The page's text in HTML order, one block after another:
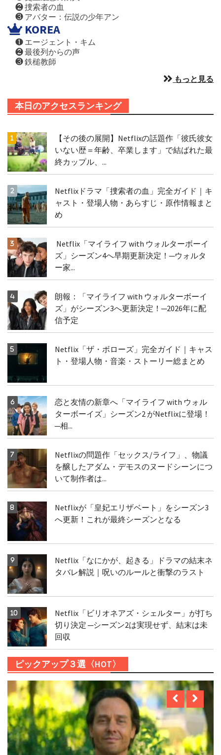
❷ 捜索者の血
❸ アバター：伝説の少年アン
KOREA
❶ エージェント・キム
❷ 最後列からの声
❸ 鉄槌教師
もっと見る
本日のアクセスランキング
【その後の展開】Netflixの話題作「彼氏彼女
いない歴＝年齢、卒業します」で結ばれた最
終カップル、...
Netflixドラマ「捜索者の血」完全ガイド｜キ
ャスト・登場人物・あらすじ・原作情報まと
め
Netflix「マイライフ with ウォルターボーイ
ズ」シーズン4へ早期更新決定！─ウォルタ
ー家...
朗報：「マイライフ with ウォルターボーイ
ズ」がシーズン3へ更新決定！─2026年に配
信予定
Netflix「ザ・ボローズ」完全ガイド｜キャス
ト・登場人物・音楽・ストーリー総まとめ
恋と友情の新章へ「マイライフ with ウォル
ターボーイズ」シーズン2 がNetflixに登場！
─相...
Netflixの問題作「セックス/ライフ」、物議
を醸したアダム・デモスのヌードシーンにつ
いて制作者は...
Netflixが「皇妃エリザベート」をシーズン3
へ更新！これが最終シーズンとなる
Netflix「なにかが、起きる」ドラマの結末ネ
タバレ解説｜呪いのルールと衝撃のラスト
Netflix「ビリオネアズ・シェルター」が打ち
切り決定 ─シーズン2は実現せず、結末は未
回収
ピックアップ３選〈HOT〉